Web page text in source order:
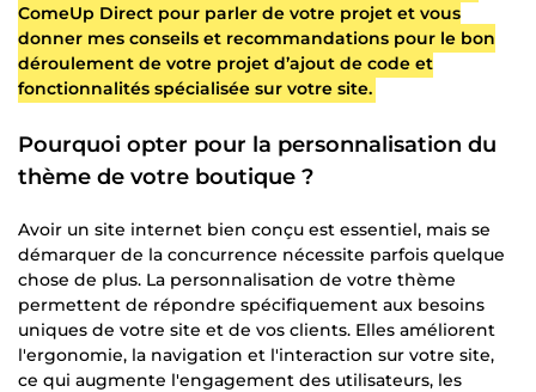
ComeUp Direct pour parler de votre projet et vous
donner mes conseils et recommandations pour le bon
déroulement de votre projet d’ajout de code et
fonctionnalités spécialisée sur votre site.
Pourquoi opter pour la personnalisation du
thème de votre boutique ?
Avoir un site internet bien conçu est essentiel, mais se
démarquer de la concurrence nécessite parfois quelque
chose de plus. La personnalisation de votre thème
permettent de répondre spécifiquement aux besoins
uniques de votre site et de vos clients. Elles améliorent
l'ergonomie, la navigation et l'interaction sur votre site,
ce qui augmente l'engagement des utilisateurs, les